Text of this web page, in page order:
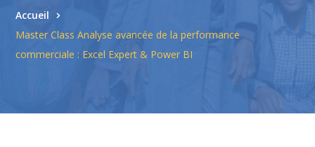
Accueil
Master Class Analyse avancée de la performance
commerciale : Excel Expert & Power BI